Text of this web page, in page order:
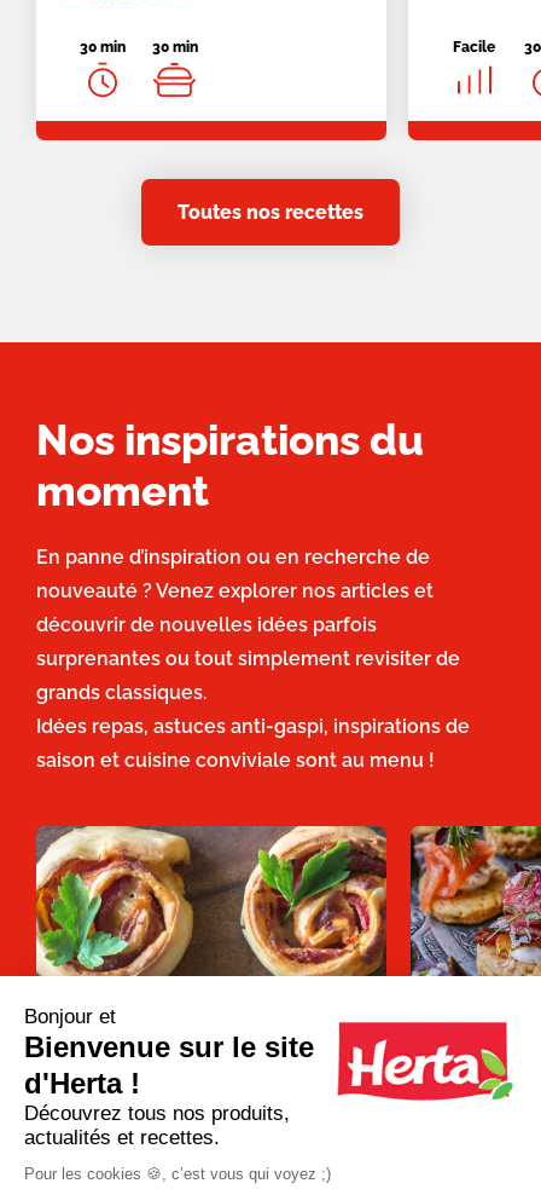
30 min 30 min Facile
Toutes nos recettes
Nos inspirations du
moment
En panne d’inspiration ou en recherche de
nouveauté ? Venez explorer nos articles et
découvrir de nouvelles idées parfois
surprenantes ou tout simplement revisiter de
grands classiques.
Idées repas, astuces anti-gaspi, inspirations de
saison et cuisine conviviale sont au menu !
Apéro dînatoire : que faire avec une
pâte à pizza ?
12 recettes
pour un
Bonjour et
Bienvenue sur le site
d'Herta !
Découvrez tous nos produits,
actualités et recettes.
Pour les cookies 🍪, c’est vous qui voyez ;)